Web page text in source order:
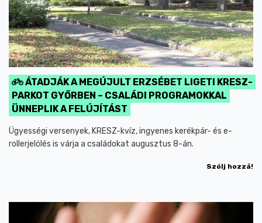
ÁTADJÁK A MEGÚJULT ERZSÉBET LIGETI KRESZ-
PARKOT GYŐRBEN – CSALÁDI PROGRAMOKKAL
ÜNNEPLIK A FELÚJÍTÁST
Ügyességi versenyek, KRESZ-kvíz, ingyenes kerékpár- és e-
rollerjelölés is várja a családokat augusztus 8-án.
Szólj hozzá!